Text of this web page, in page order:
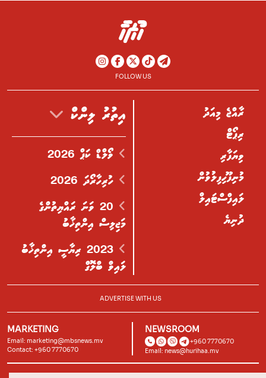
FOLLOW US
ރާއްޖެ މިއަދު
ރިޕޯޓް
ވިޔަފާރި
މުނިފޫހިފިލުވުން
ލައިފްސްޓައިލް
ދުނިޔެ
އިތުރު ލިންކް
ވޯލްޑް ކަޕް 2026
ހުރިހާރޯދަ 2026
20 ވަނަ ރައްޔިތުންގެ
މަޖިލިސް އިންތިޚާބު
2023 ރިޔާސީ އިންތިޚާބު
ލައިވް ބްލޮގް
ADVERTISE WITH US
MARKETING
Email: marketing@mbsnews.mv
Contact: +960 7770670
NEWSROOM
+960 7770670
Email: news@hurihaa.mv